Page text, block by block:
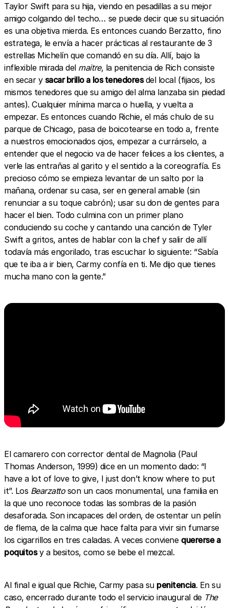
Taylor Swift para su hija, viendo en pesadillas a su mejor
amigo colgando del techo… se puede decir que su situación
es una objetiva mierda. Es entonces cuando Berzatto, fino
estratega, le envía a hacer prácticas al restaurante de 3
estrellas Michelín que comandó en su día. Allí, bajo la
inflexible mirada del maitre, la penitencia de Rich consiste
en secar y sacar brillo a los tenedoresdel local (fijaos, los
mismos tenedores que su amigo del alma lanzaba sin piedad
antes). Cualquier mínima marca o huella, y vuelta a
empezar. Es entonces cuando Richie, el más chulo de su
parque de Chicago, pasa de boicotearse en todo a, frente
a nuestros emocionados ojos, empezar a currárselo, a
entender que el negocio va de hacer felices a los clientes, a
verle las entrañas al garito y el sentido a la coreografía. Es
precioso cómo se empieza levantar de un salto por la
mañana, ordenar su casa, ser en general amable (sin
renunciar a su toque cabrón); usar su don de gentes para
hacer el bien. Todo culmina con un primer plano
conduciendo su coche y cantando una canción de Tyler
Swift a gritos, antes de hablar con la chef y salir de allí
todavía más engorilado, tras escuchar lo siguiente: “Sabía
que te iba a ir bien, Carmy confía en ti. Me dijo que tienes
mucha mano con la gente.”
El camarero con corrector dental de Magnolia (Paul
Thomas Anderson, 1999) dice en un momento dado: “I
have a lot of love to give, I just don’t know where to put
it”. Los Bearzattoson un caos monumental, una familia en
la que uno reconoce todas las sombras de la pasión
desaforada. Son incapaces del orden, de ostentar un pelín
de flema, de la calma que hace falta para vivir sin fumarse
los cigarrillos en tres caladas. A veces conviene quererse a
poquitosy a besitos, como se bebe el mezcal.
Al final e igual que Richie, Carmy pasa su penitencia. En su
caso, encerrado durante todo el servicio inaugural de The